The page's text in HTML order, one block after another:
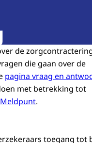
de
die gaan over de
pagina vraag en
met betrekking tot
Meldpunt.
toegang